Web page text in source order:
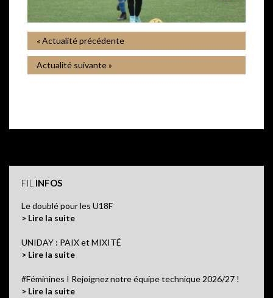
« Actualité précédente
Actualité suivante »
FIL INFOS
Le doublé pour les U18F
> Lire la suite
UNIDAY : PAIX et MIXITÉ
> Lire la suite
#Féminines I Rejoignez notre équipe technique 2026/27 !
> Lire la suite